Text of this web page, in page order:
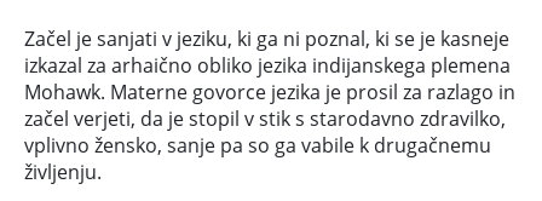
Začel je sanjati v jeziku, ki ga ni poznal, ki se je kasneje
izkazal za arhaično obliko jezika indijanskega plemena
Mohawk. Materne govorce jezika je prosil za razlago in
začel verjeti, da je stopil v stik s starodavno zdravilko,
vplivno žensko, sanje pa so ga vabile k drugačnemu
življenju.